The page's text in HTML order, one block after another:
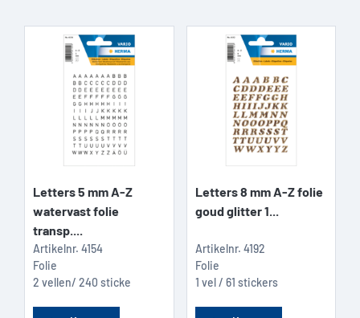
Letters 5 mm A-Z
watervast folie
transp....
Artikelnr. 4154
Folie
2 vellen/ 240 sticke
Letters 8 mm A-Z folie
goud glitter 1...
Artikelnr. 4192
Folie
1 vel / 61 stickers